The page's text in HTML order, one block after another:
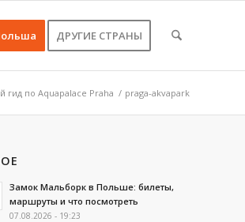
ДРУГИЕ СТРАНЫ
гид по Aquapalace Praha / praga-akvapark
Замок Мальборк в Польше: билеты,
маршруты и что посмотреть
07.08.2026 - 19:23